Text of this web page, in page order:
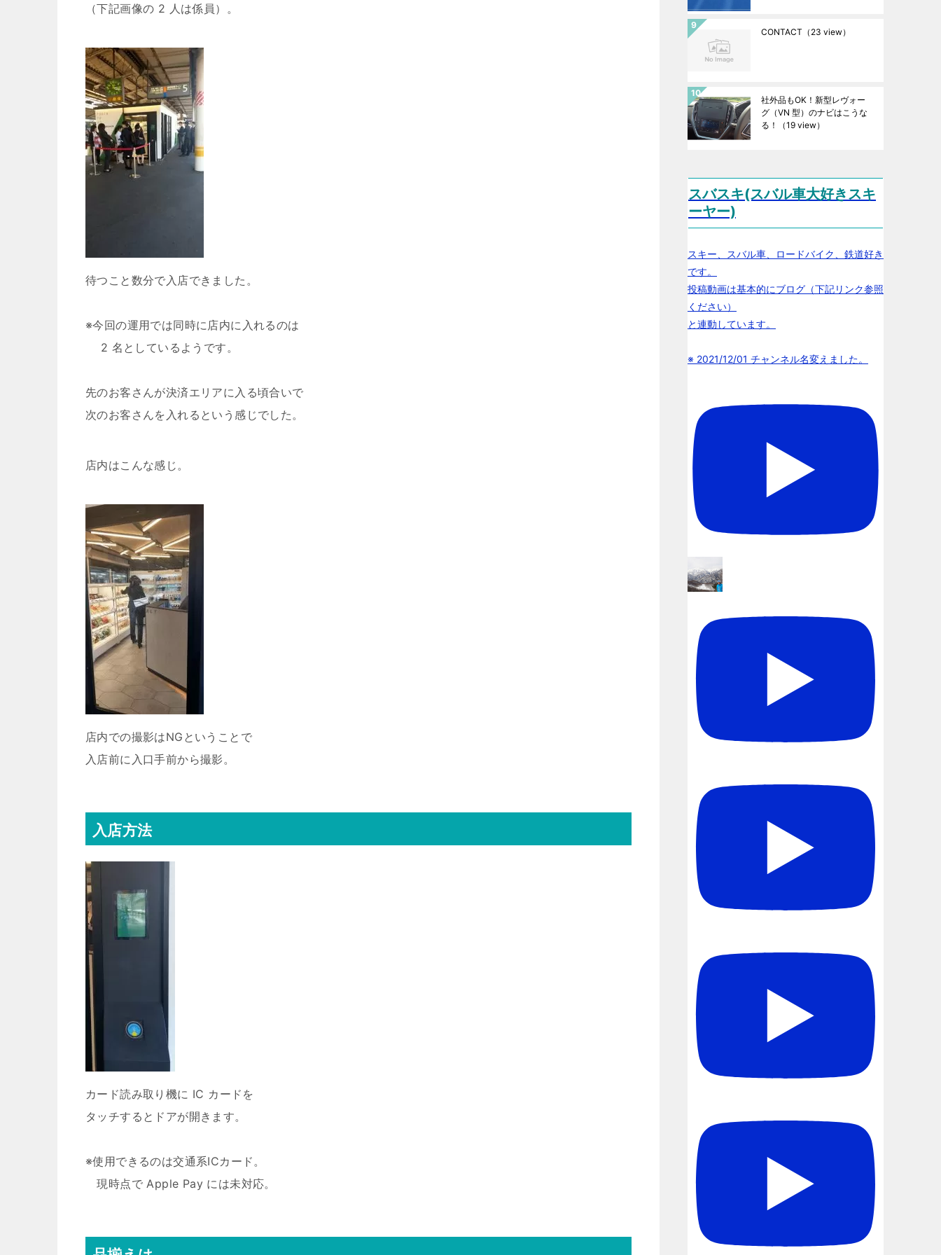
（下記画像の 2 人は係員）。
待つこと数分で入店できました。
※今回の運用では同時に店内に入れるのは
2 名としているようです。
先のお客さんが決済エリアに入る頃合いで
次のお客さんを入れるという感じでした。
店内はこんな感じ。
店内での撮影はNGということで
入店前に入口手前から撮影。
入店方法
カード読み取り機に IC カードを
タッチするとドアが開きます。
※使用できるのは交通系ICカード。
現時点で Apple Pay には未対応。
CONTACT （23 view）
社外品もOK！新型レヴォー
グ（VN 型）のナビはこうな
る！
（19 view）
スバスキ(スバル車大好きスキ
ーヤー)
スキー、スバル車、ロードバイク、鉄道好き
です。
投稿動画は基本的にブログ（下記リンク参照
ください）
と連動しています。
※ 2021/12/01 チャンネル名変えました。